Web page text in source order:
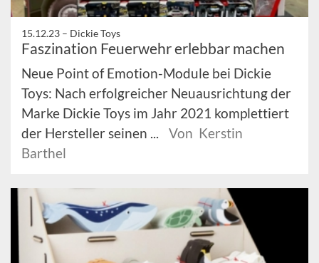
15.12.23 – Dickie Toys
Faszination Feuerwehr erlebbar machen
Neue Point of Emotion-Module bei Dickie
Toys: Nach erfolgreicher Neuausrichtung der
Marke Dickie Toys im Jahr 2021 komplettiert
der Hersteller seinen ...
Von Kerstin
Barthel